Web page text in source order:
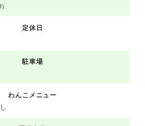
定休日
駐車場
わんこメニュー